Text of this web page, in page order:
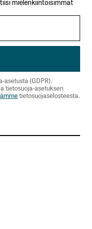
asetusta (GDPR).
tietosuoja-asetuksen
tietosuojaselosteesta.